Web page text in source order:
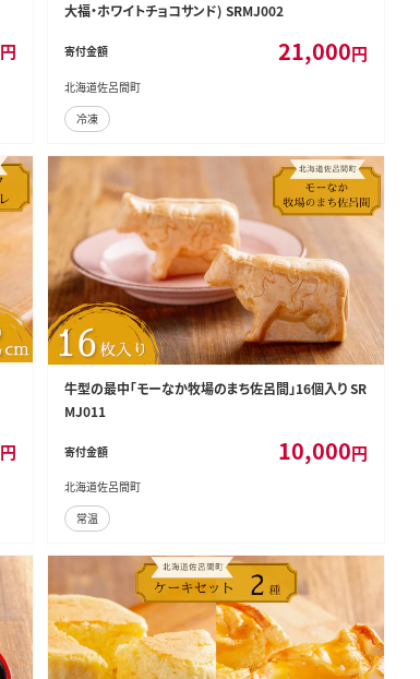
円
大福・ホワイトチョコサンド) SRMJ002
寄付金額 21,000円
北海道佐呂間町
冷凍
円
牛型の最中「モーなか牧場のまち佐呂間」16個入り SR
MJ011
寄付金額 10,000円
北海道佐呂間町
常温